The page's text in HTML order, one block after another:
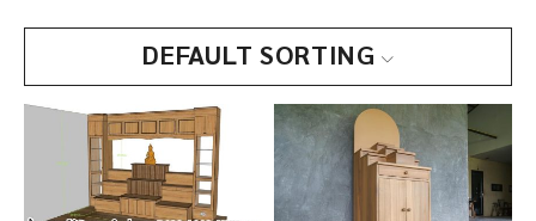
DEFAULT SORTING